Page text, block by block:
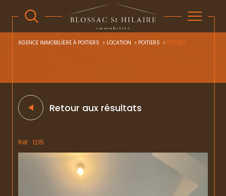
AGENCE IMMOBILIÈRE À POITIERS LOCATION POITIERS STUDIO
Retour aux résultats
Réf : 1215